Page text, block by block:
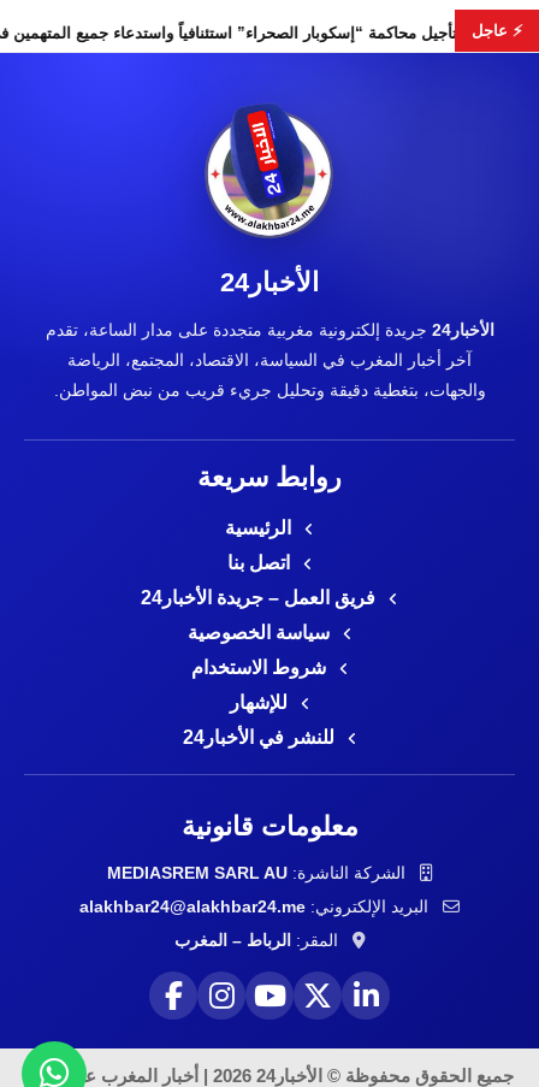
⚡ عاجل
التشريعية تأجيل محاكمة “إسكوبار الصحراء” استئنافياً
الأخبار24
الأخبار24
جريدة إلكترونية مغربية متجددة على مدار الساعة، تقدم
آخر أخبار المغرب في السياسة، الاقتصاد، المجتمع، الرياضة
والجهات، بتغطية دقيقة وتحليل جريء قريب من نبض المواطن.
روابط سريعة
الرئيسية
اتصل بنا
فريق العمل – جريدة الأخبار24
سياسة الخصوصية
شروط الاستخدام
للإشهار
للنشر في الأخبار24
معلومات قانونية
الشركة الناشرة:MEDIASREM SARL AU
البريد الإلكتروني: alakhbar24@alakhbar24.me
المقر: الرباط – المغرب
جميع الحقوق محفوظة © الأخبار24 2026 | أخبار المغرب على مدار